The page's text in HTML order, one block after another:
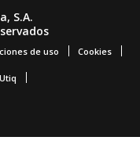
S.A.
de uso Cookies